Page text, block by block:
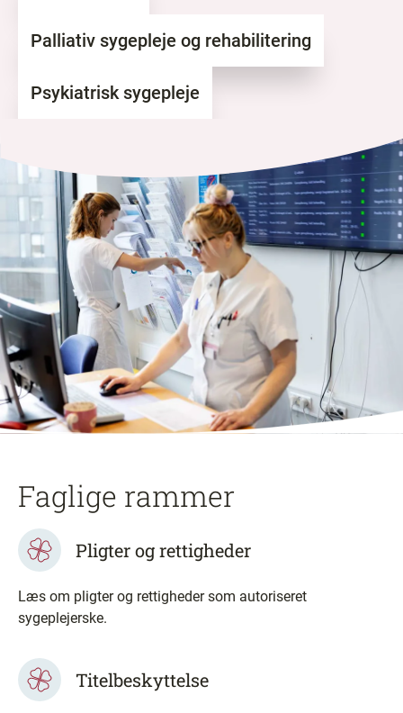
Palliativ sygepleje og rehabilitering
Psykiatrisk sygepleje
Faglige rammer
Pligter og rettigheder
Læs om pligter og rettigheder som autoriseret
sygeplejerske.
Titelbeskyttelse